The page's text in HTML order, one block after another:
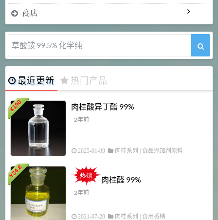
商店
5-甲氧基吲哚 98%
最近更新 热门产品
¥
198 肉桂酸异丁酯 99%
- 2年前
2025-01-09 肉桂系列 食品添加剂原料
¥
34.8
肉桂醛 99%
- 2年前
2021-07-20 肉桂系列 食用香精